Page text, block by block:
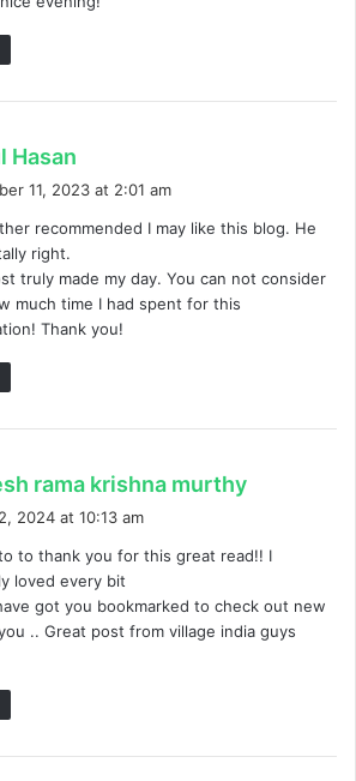
Hasan
s
11, 2023 at 2:01 am
recommended I may like this blog. He
right.
truly made my day. You can not consider
much time I had spent for this
Thank you!
rama krishna murthy
s
2024 at 10:13 am
to thank you for this great read!! I
loved every bit
got you bookmarked to check out new
.. Great post from village india guys